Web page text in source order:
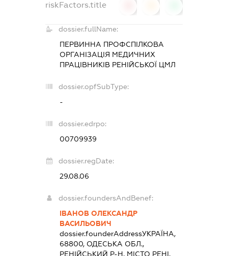
riskFactors.title
dossier.fullName:
ПЕРВИННА ПРОФСПІЛКОВА
ОРГАНІЗАЦІЯ МЕДИЧНИХ
ПРАЦІВНИКІВ РЕНІЙСЬКОЇ ЦМЛ
dossier.opfSubType:
-
dossier.edrpo:
00709939
dossier.regDate:
29.08.06
dossier.foundersAndBenef:
ІВАНОВ ОЛЕКСАНДР
ВАСИЛЬОВИЧ
dossier.founderAddressУКРАЇНА,
68800, ОДЕСЬКА ОБЛ.,
РЕНІЙСЬКИЙ Р-Н, МІСТО РЕНІ,